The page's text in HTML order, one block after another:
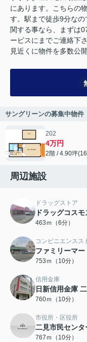
にあります。こちらの
す。駅まで徒歩9分な
関する事なら、まずは
ービスにまでご連絡下
見近くに物件を多数公
サングリーンの募集中物件
202
4万円
2階 / 4.90坪
周辺施設
ドラッグストア
ドラッグコス
463ｍ（6分）
コンビニエンスス
ファミリーマ
753ｍ（10分）
信用金庫
日新信用金庫
760ｍ（10分）
市役所・区役所
二見市民センタ
767ｍ（10分）